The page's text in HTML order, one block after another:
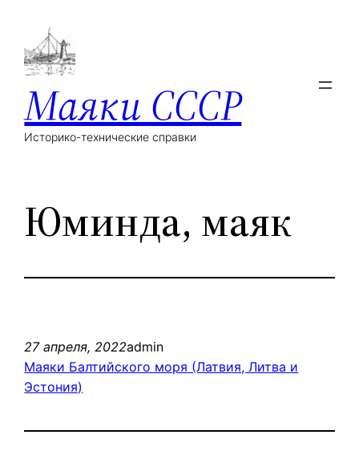
Маяки СССР
Историко-технические справки
Юминда, маяк
27 апреля, 2022admin
Маяки Балтийского моря (Латвия, Литва и
Эстония)